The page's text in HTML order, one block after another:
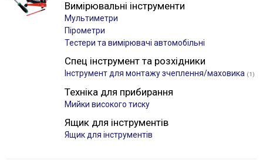
Вимірювальні інструменти
Мультиметри
Пірометри
Тестери та вимірювачі автомобільні
Спец інструмент та розхідники
Інструмент для монтажу зчеплення/маховика (1)
Техніка для прибирання
Мийки високого тиску
Ящик для інструментів
Ящик для інструментів